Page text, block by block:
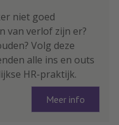
niet goed
van verlof zijn er?
Volg deze
alle ins en outs
HR-praktijk.
Meer info